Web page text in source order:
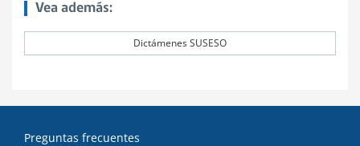
Vea además:
Dictámenes SUSESO
Preguntas frecuentes